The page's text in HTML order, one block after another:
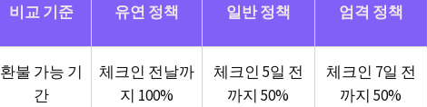
비교 기준 유연 정책 일반 정책 엄격 정책
환불 가능 기
간
체크인 전날까
지 100%
체크인 5일 전
까지 50%
체크인 7일 전
까지 50%